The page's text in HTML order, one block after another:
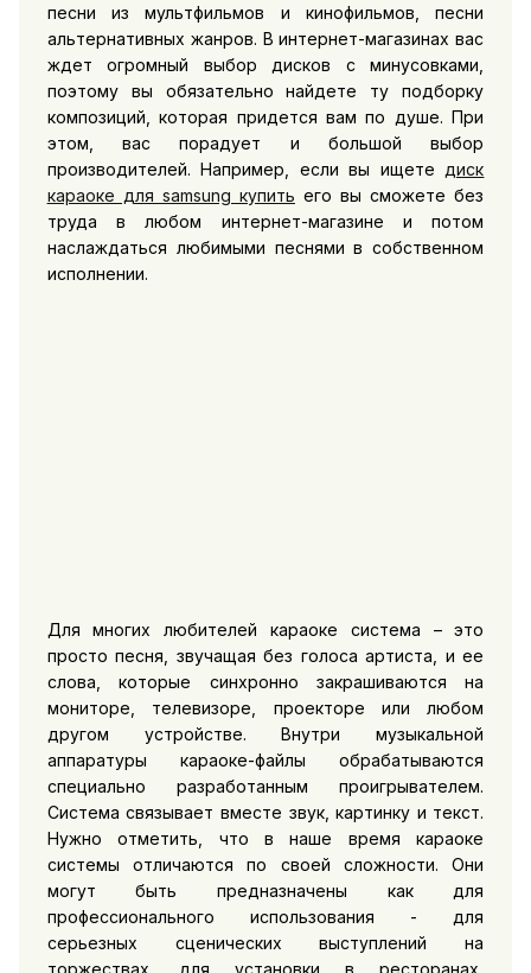
песни из мультфильмов и кинофильмов, песни
альтернативных жанров. В интернет-магазинах вас
ждет огромный выбор дисков с минусовками,
поэтому вы обязательно найдете ту подборку
композиций, которая придется вам по душе. При
этом, вас порадует и большой выбор
производителей. Например, если вы ищете диск
караоке для samsung купить его вы сможете без
труда в любом интернет-магазине и потом
наслаждаться любимыми песнями в собственном
исполнении.
Для многих любителей караоке система – это
просто песня, звучащая без голоса артиста, и ее
слова, которые синхронно закрашиваются на
мониторе, телевизоре, проекторе или любом
другом устройстве. Внутри музыкальной
аппаратуры караоке-файлы обрабатываются
специально разработанным проигрывателем.
Система связывает вместе звук, картинку и текст.
Нужно отметить, что в наше время караоке
системы отличаются по своей сложности. Они
могут быть предназначены как для
профессионального использования - для
серьезных сценических выступлений на
торжествах, для установки в ресторанах,